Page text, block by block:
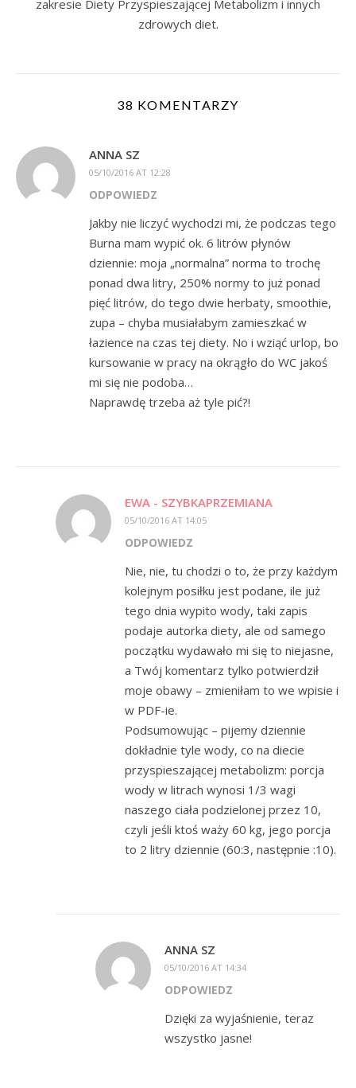
zakresie Diety Przyspieszającej Metabolizm i innych
zdrowych diet.
38 KOMENTARZY
ANNA SZ
05/10/2016 AT 12:28
ODPOWIEDZ
Jakby nie liczyć wychodzi mi, że podczas tego
Burna mam wypić ok. 6 litrów płynów
dziennie: moja „normalna” norma to trochę
ponad dwa litry, 250% normy to już ponad
pięć litrów, do tego dwie herbaty, smoothie,
zupa – chyba musiałabym zamieszkać w
łazience na czas tej diety. No i wziąć urlop, bo
kursowanie w pracy na okrągło do WC jakoś
mi się nie podoba…
Naprawdę trzeba aż tyle pić?!
EWA - SZYBKAPRZEMIANA
05/10/2016 AT 14:05
ODPOWIEDZ
Nie, nie, tu chodzi o to, że przy każdym
kolejnym posiłku jest podane, ile już
tego dnia wypito wody, taki zapis
podaje autorka diety, ale od samego
początku wydawało mi się to niejasne,
a Twój komentarz tylko potwierdził
moje obawy – zmieniłam to we wpisie i
w PDF-ie.
Podsumowując – pijemy dziennie
dokładnie tyle wody, co na diecie
przyspieszającej metabolizm: porcja
wody w litrach wynosi 1/3 wagi
naszego ciała podzielonej przez 10,
czyli jeśli ktoś waży 60 kg, jego porcja
to 2 litry dziennie (60:3, następnie :10).
ANNA SZ
05/10/2016 AT 14:34
ODPOWIEDZ
Dzięki za wyjaśnienie, teraz
wszystko jasne!